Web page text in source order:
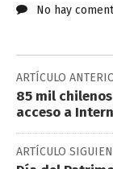
No hay
ARTÍCULO
85 mil
acceso a
ARTÍCULO